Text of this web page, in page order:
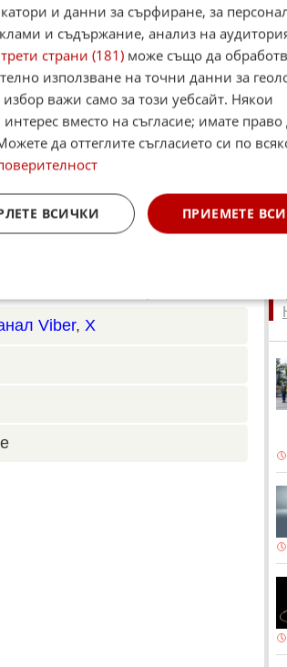
прекратяване на огъня с
кръга преговори в
за дългосрочно уреждане
дали ще се проведе нов
военноморска
Viber, X
и данни за сърфиране, за
и съдържание, анализ на
страни (181) може също да
използване на точни данни за
важи само за този уебсайт. Някои
вместо на съгласие; имате право
да оттеглите съгласието си по
ПРИЕМЕТЕ
ВСИЧКИ